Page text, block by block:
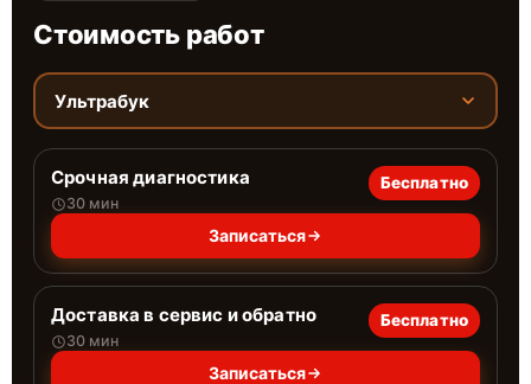
Стоимость работ
Ультрабук
Срочная диагностика
30 мин
Бесплатно
Записаться
Доставка в сервис и обратно
30 мин
Бесплатно
Записаться